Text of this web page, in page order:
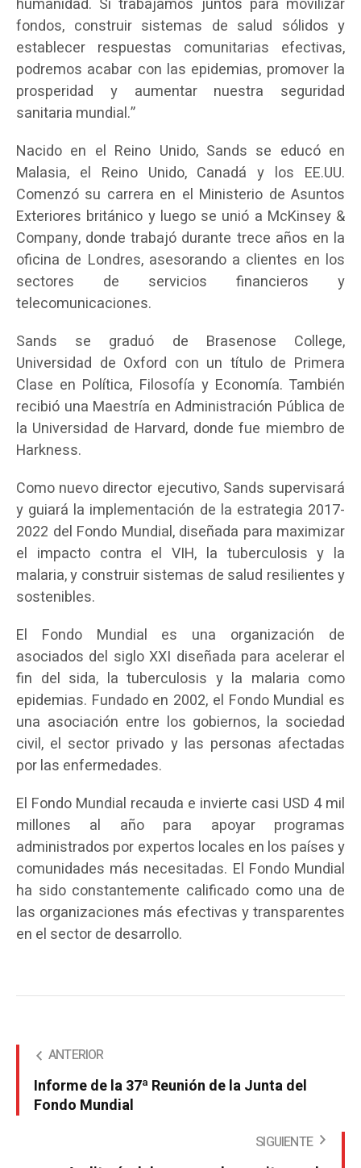
fondos, construir sistemas de salud sólidos y
establecer respuestas comunitarias efectivas,
podremos acabar con las epidemias, promover la
prosperidad y aumentar nuestra seguridad
sanitaria mundial.”
Nacido en el Reino Unido, Sands se educó en
Malasia, el Reino Unido, Canadá y los EE.UU.
Comenzó su carrera en el Ministerio de Asuntos
Exteriores británico y luego se unió a McKinsey &
Company, donde trabajó durante trece años en la
oficina de Londres, asesorando a clientes en los
sectores de servicios financieros y
telecomunicaciones.
Sands se graduó de Brasenose College,
Universidad de Oxford con un título de Primera
Clase en Política, Filosofía y Economía. También
recibió una Maestría en Administración Pública de
la Universidad de Harvard, donde fue miembro de
Harkness.
Como nuevo director ejecutivo, Sands supervisará
y guiará la implementación de la estrategia 2017-
2022 del Fondo Mundial, diseñada para maximizar
el impacto contra el VIH, la tuberculosis y la
malaria, y construir sistemas de salud resilientes y
sostenibles.
El Fondo Mundial es una organización de
asociados del siglo XXI diseñada para acelerar el
fin del sida, la tuberculosis y la malaria como
epidemias. Fundado en 2002, el Fondo Mundial es
una asociación entre los gobiernos, la sociedad
civil, el sector privado y las personas afectadas
por las enfermedades.
El Fondo Mundial recauda e invierte casi USD 4 mil
millones al año para apoyar programas
administrados por expertos locales en los países y
comunidades más necesitadas. El Fondo Mundial
ha sido constantemente calificado como una de
las organizaciones más efectivas y transparentes
en el sector de desarrollo.
ANTERIOR
Informe de la 37ª Reunión de la Junta del
Fondo Mundial
SIGUIENTE